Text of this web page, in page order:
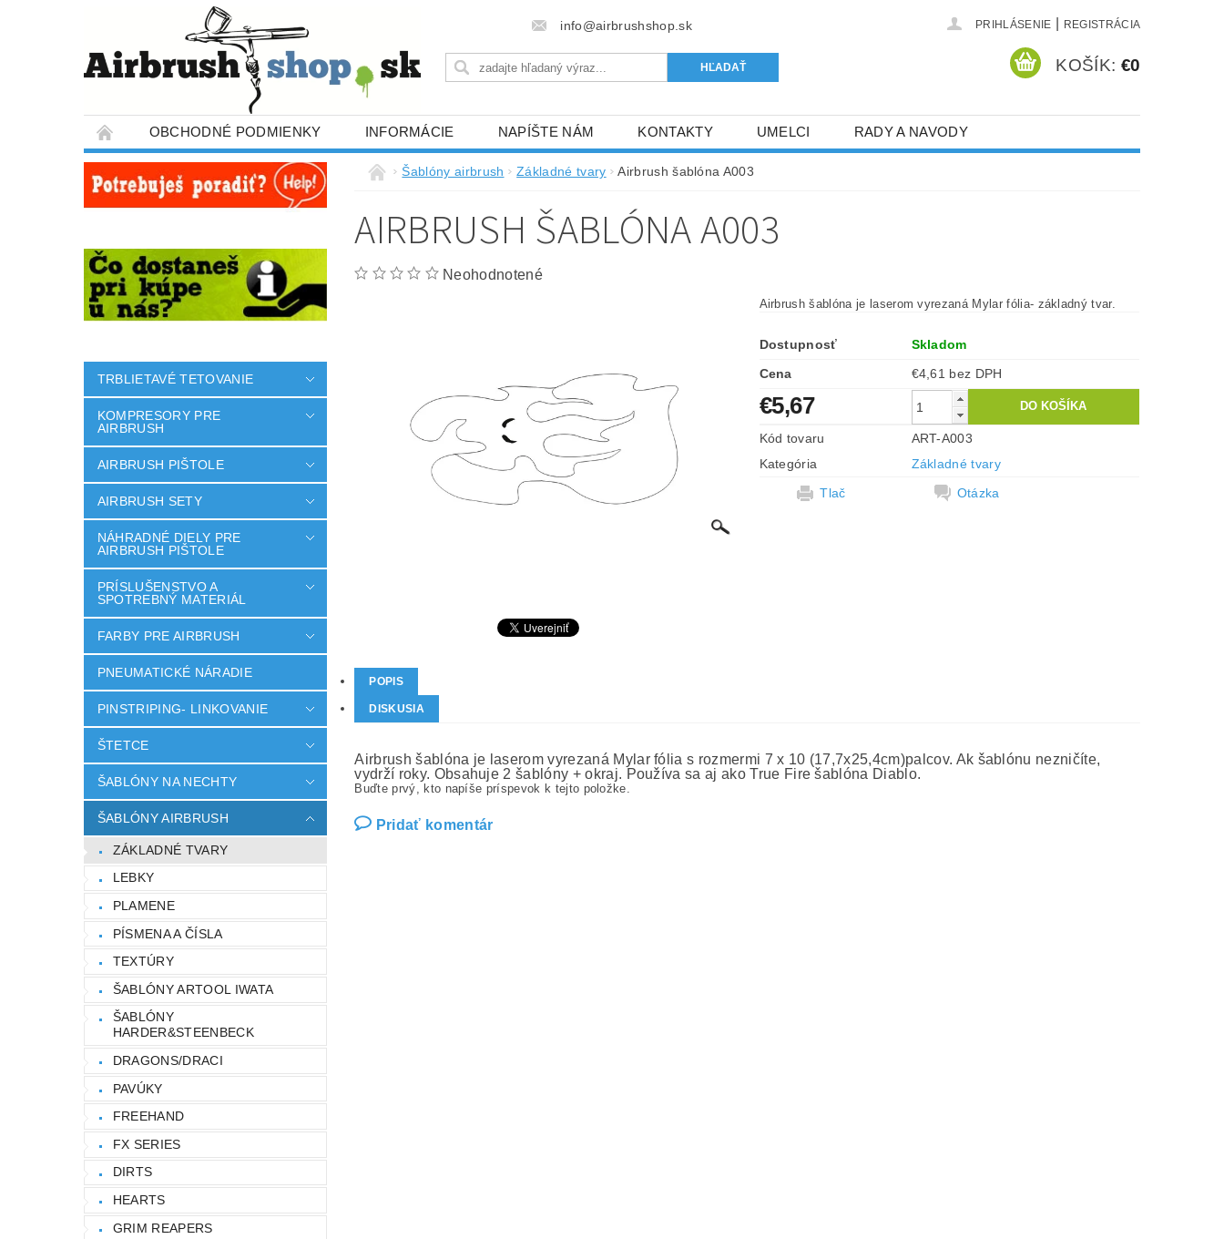
info@airbrushshop.sk PRIHLÁSENIE REGISTRÁCIA
KOŠÍK: €0
OBCHODNÉ PODMIENKY INFORMÁCIE NAPÍŠTE NÁM KONTAKTY UMELCI RADY A NAVODY
TRBLIETAVÉ TETOVANIE
KOMPRESORY PRE
AIRBRUSH
AIRBRUSH PIŠTOLE
AIRBRUSH SETY
NÁHRADNÉ DIELY PRE
AIRBRUSH PIŠTOLE
PRÍSLUŠENSTVO A
SPOTREBNÝ MATERIÁL
FARBY PRE AIRBRUSH
PNEUMATICKÉ NÁRADIE
PINSTRIPING- LINKOVANIE
ŠTETCE
ŠABLÓNY NA NECHTY
ŠABLÓNY AIRBRUSH
ZÁKLADNÉ TVARY
LEBKY
PLAMENE
PÍSMENA A ČÍSLA
TEXTÚRY
ŠABLÓNY ARTOOL IWATA
ŠABLÓNY
HARDER&STEENBECK
DRAGONS/DRACI
PAVÚKY
FREEHAND
FX SERIES
DIRTS
HEARTS
GRIM REAPERS
Šablóny airbrush Základné tvary Airbrush šablóna A003
AIRBRUSH ŠABLÓNA A003
Neohodnotené
Airbrush šablóna je laserom vyrezaná Mylar fólia- základný tvar.
Dostupnosť
Skladom
Cena
€4,61 bez DPH
€5,67
Kód tovaru
ART-A003
Kategória
Základné tvary
Tlač
Otázka
POPIS
DISKUSIA
Airbrush šablóna je laserom vyrezaná Mylar fólia s rozmermi 7 x 10 (17,7x25,4cm)palcov. Ak šablónu nezničíte,
vydrží roky. Obsahuje 2 šablóny + okraj. Používa sa aj ako True Fire šablóna Diablo.
Buďte prvý, kto napíše príspevok k tejto položke.
Pridať komentár